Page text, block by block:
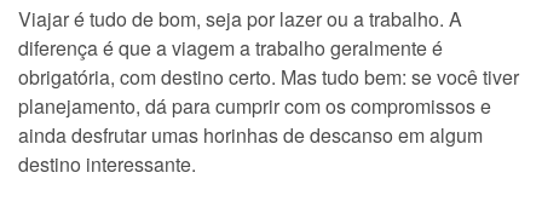
um
Viajar é tudo de bom, seja por lazer ou a trabalho. A
diferença é que a viagem a trabalho geralmente é
obrigatória, com destino certo. Mas tudo bem: se você tiver
planejamento, dá para cumprir com os compromissos e
ainda desfrutar umas horinhas de descanso em algum
destino interessante.